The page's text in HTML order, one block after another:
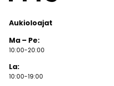
Aukioloajat
Ma – Pe:
10:00-20:00
La:
10:00-19:00